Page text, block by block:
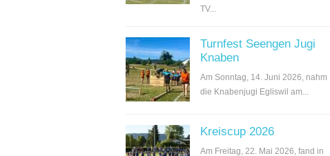
TV...
Turnfest Seengen Jugi
Knaben
Am Sonntag, 14. Juni 2026, nahm
die Knabenjugi Egliswil am...
Kreiscup 2026
Am Freitag, 22. Mai 2026, fand in